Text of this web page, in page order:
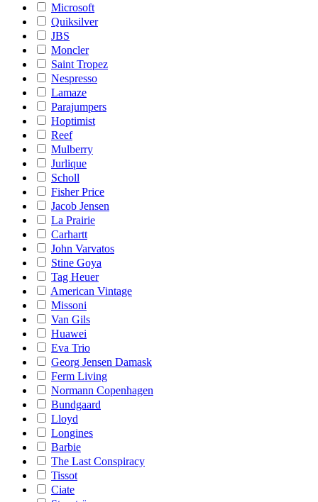
Microsoft
Quiksilver
JBS
Moncler
Saint Tropez
Nespresso
Lamaze
Parajumpers
Hoptimist
Reef
Mulberry
Jurlique
Scholl
Fisher Price
Jacob Jensen
La Prairie
Carhartt
John Varvatos
Stine Goya
Tag Heuer
American Vintage
Missoni
Van Gils
Huawei
Eva Trio
Georg Jensen Damask
Ferm Living
Normann Copenhagen
Bundgaard
Lloyd
Longines
Barbie
The Last Conspiracy
Tissot
Ciate